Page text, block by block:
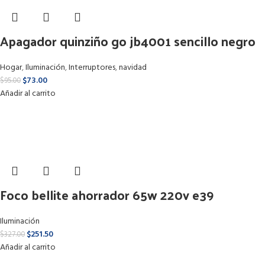
Apagador quinziño go jb4001 sencillo negro
Hogar,Iluminación,Interruptores,navidad
$95.00 $73.00
Añadir al carrito
Foco bellite ahorrador 65w 220v e39
Iluminación
$327.00 $251.50
Añadir al carrito